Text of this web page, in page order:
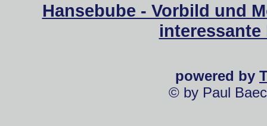
Hansebube - Vorbild und
powered by
© by Paul